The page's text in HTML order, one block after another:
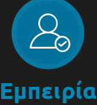
Εμπειρία